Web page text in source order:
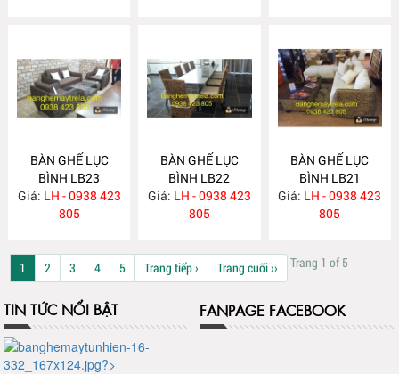
BÀN GHẾ LỤC
BÌNH LB23
Giá: LH - 0938 423
805
BÀN GHẾ LỤC
BÌNH LB22
Giá: LH - 0938 423
805
BÀN GHẾ LỤC
BÌNH LB21
Giá: LH - 0938 423
805
Trang 1 of 5
1 2 3 4 5 Trang tiếp › Trang cuối ››
TIN TỨC NỔI BẬT FANPAGE FACEBOOK